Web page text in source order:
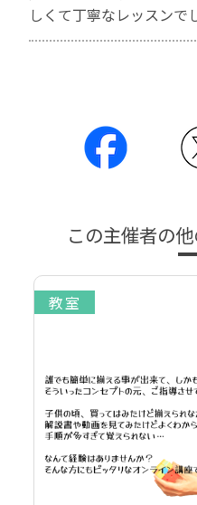
しくて丁寧なレッスン
この主催者の
教室